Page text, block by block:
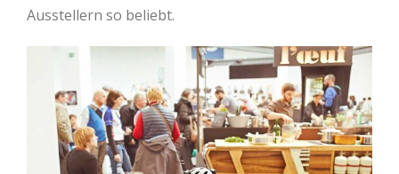
Ausstellern so beliebt.